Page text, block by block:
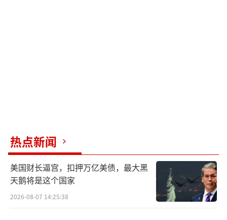
热点新闻
美国财长逼宫，扣押万亿美债，最大黑
天鹅将是这个国家
2026-08-07 14:25:38